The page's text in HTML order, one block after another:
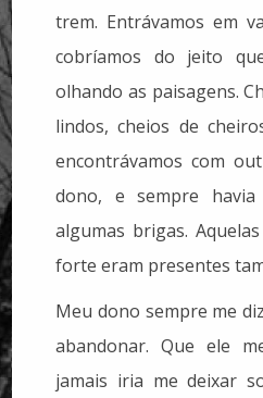
trem. Entrávamos em
cobríamos do jeito
olhando as paisagens.
lindos, cheios de
encontrávamos com
dono, e sempre
algumas brigas.
forte eram presentes
Meu dono sempre me
abandonar. Que ele
jamais iria me deixar